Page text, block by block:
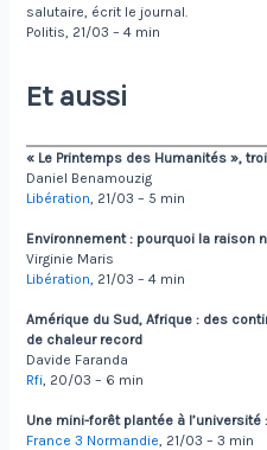
salutaire, écrit le journal.
Politis, 21/03 – 4 min
Et aussi
« Le Printemps des Humanités »,
Daniel Benamouzig
Libération , 21/03 – 5 min
Environnement : pourquoi la raison
Virginie Maris
Libération , 21/03 – 4 min
Amérique du Sud, Afrique : des
de chaleur record
Davide Faranda
Rfi , 20/03 – 6 min
Une mini-forêt plantée à
France 3 Normandie , 21/03 – 3 min